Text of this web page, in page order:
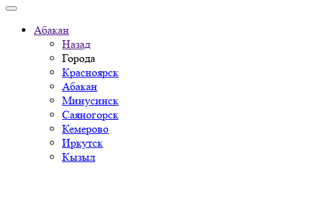
Абакан
Назад
Города
Красноярск
Абакан
Минусинск
Саяногорск
Кемерово
Иркутск
Кызыл